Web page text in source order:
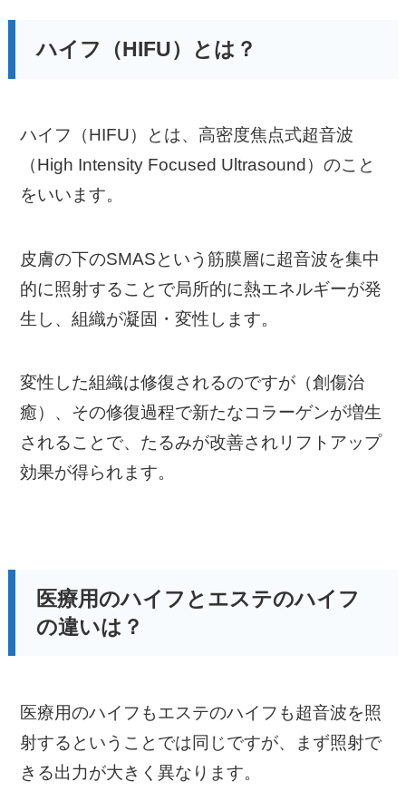
ハイフ（HIFU）とは？
ハイフ（HIFU）とは、高密度焦点式超音波
（High Intensity Focused Ultrasound）のこと
をいいます。
皮膚の下のSMASという筋膜層に超音波を集中
的に照射することで局所的に熱エネルギーが発
生し、組織が凝固・変性します。
変性した組織は修復されるのですが（創傷治
癒）、その修復過程で新たなコラーゲンが増生
されることで、たるみが改善されリフトアップ
効果が得られます。
医療用のハイフとエステのハイフ
の違いは？
医療用のハイフもエステのハイフも超音波を照
射するということでは同じですが、まず照射で
きる出力が大きく異なります。